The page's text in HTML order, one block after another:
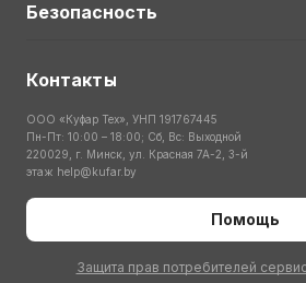
Безопасность
Контакты
ООО «Куфар Тех», УНП 191767445
Пн-Пт: 10:00 – 18:00; Сб, Вс: Выходной
220029, г. Минск, ул. Красная 7А-2, 3-й
этаж help@kufar.by
Помощь
Защита прав потребителей